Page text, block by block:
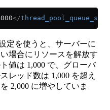
</thread_pool_queue_size
定を使うと、サーバーに
場合にリソースを解放す
値は 1,000 で、グローバ
レッド数は 1,000 を超え
2,000 に増やしていま